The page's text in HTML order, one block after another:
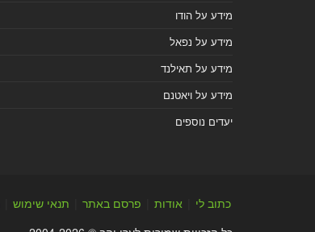
מידע על הודו
מידע על נפאל
מידע על תאילנד
מידע על ויאטנם
יעדים נוספים
כתוב לי אודות פרסם באתר תנאי שימוש